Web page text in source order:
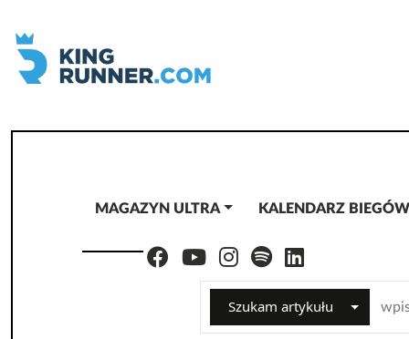
MAGAZYN ULTRA KALENDARZ BIEGÓW
Szukam artykułu